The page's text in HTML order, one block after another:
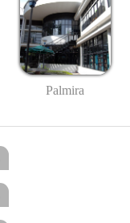
Palmira